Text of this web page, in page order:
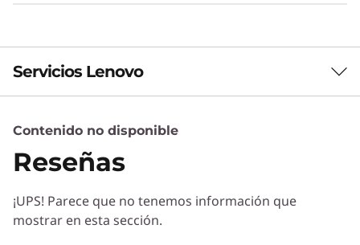
Servicios Lenovo
Servicios de Soluciones
Diseñe la mejor estrategia para su empresa.
correcta para sus exclusivas necesidades
empresariales.
Contenido no disponible
Reseñas
¡UPS! Parece que no tenemos información que
mostrar en esta sección.